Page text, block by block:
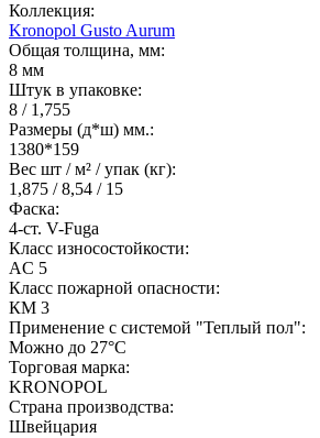
Коллекция:
Kronopol Gusto Aurum
Общая толщина, мм:
8 мм
Штук в упаковке:
8 / 1,755
Размеры (д*ш) мм.:
1380*159
Вес шт / м² / упак (кг):
1,875 / 8,54 / 15
Фаска:
4-ст. V-Fuga
Класс износостойкости:
AC 5
Класс пожарной опасности:
КМ 3
Применение с системой "Теплый пол":
Можно до 27°С
Торговая марка:
KRONOPOL
Страна производства:
Швейцария